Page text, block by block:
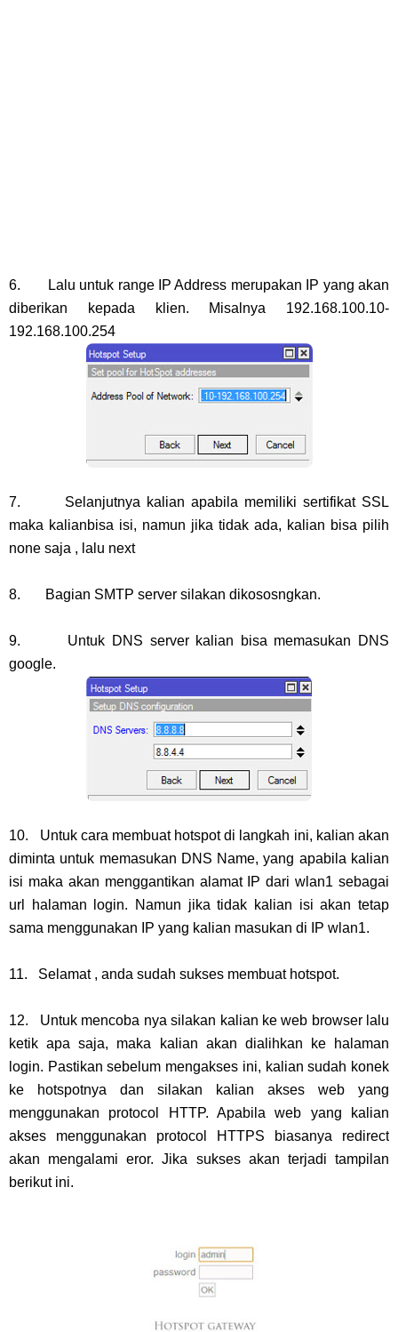
6. Lalu untuk range IP Address merupakan IP yang akan
diberikan kepada klien. Misalnya 192.168.100.10-
192.168.100.254
7. Selanjutnya kalian apabila memiliki sertifikat SSL
maka kalianbisa isi, namun jika tidak ada, kalian bisa pilih
none saja , lalu next
8. Bagian SMTP server silakan dikososngkan.
9. Untuk DNS server kalian bisa memasukan DNS
google.
10. Untuk cara membuat hotspot di langkah ini, kalian akan
diminta untuk memasukan DNS Name, yang apabila kalian
isi maka akan menggantikan alamat IP dari wlan1 sebagai
url halaman login. Namun jika tidak kalian isi akan tetap
sama menggunakan IP yang kalian masukan di IP wlan1.
11. Selamat , anda sudah sukses membuat hotspot.
12. Untuk mencoba nya silakan kalian ke web browser lalu
ketik apa saja, maka kalian akan dialihkan ke halaman
login. Pastikan sebelum mengakses ini, kalian sudah konek
ke hotspotnya dan silakan kalian akses web yang
menggunakan protocol HTTP. Apabila web yang kalian
akses menggunakan protocol HTTPS biasanya redirect
akan mengalami eror. Jika sukses akan terjadi tampilan
berikut ini.